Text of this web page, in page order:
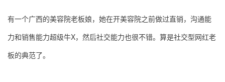
有一个广西的美容院老板娘，她在开美容院之前做过直销，沟通能
力和销售能力超级牛X，然后社交能力也很不错。算是社交型网红老
板的典范了。